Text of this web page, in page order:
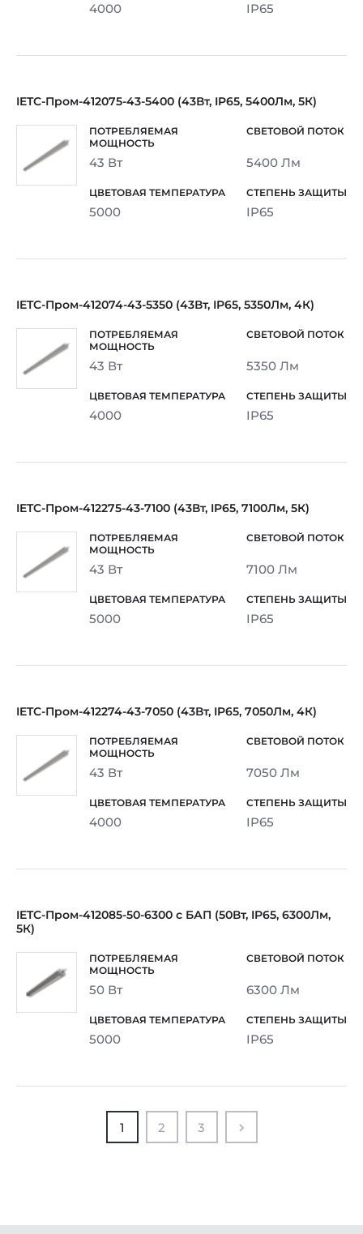
4000 IP65
IETC-Пром-412075-43-5400 (43Вт, IP65, 5400Лм, 5К)
43 Вт 5400 Лм
5000 IP65
IETC-Пром-412074-43-5350 (43Вт, IP65, 5350Лм, 4К)
43 Вт 5350 Лм
4000 IP65
IETC-Пром-412275-43-7100 (43Вт, IP65, 7100Лм, 5К)
43 Вт 7100 Лм
5000 IP65
IETC-Пром-412274-43-7050 (43Вт, IP65, 7050Лм, 4К)
43 Вт 7050 Лм
4000 IP65
IETC-Пром-412085-50-6300 с БАП (50Вт, IP65, 6300Лм,
5К)
50 Вт 6300 Лм
5000 IP65
1 2 3